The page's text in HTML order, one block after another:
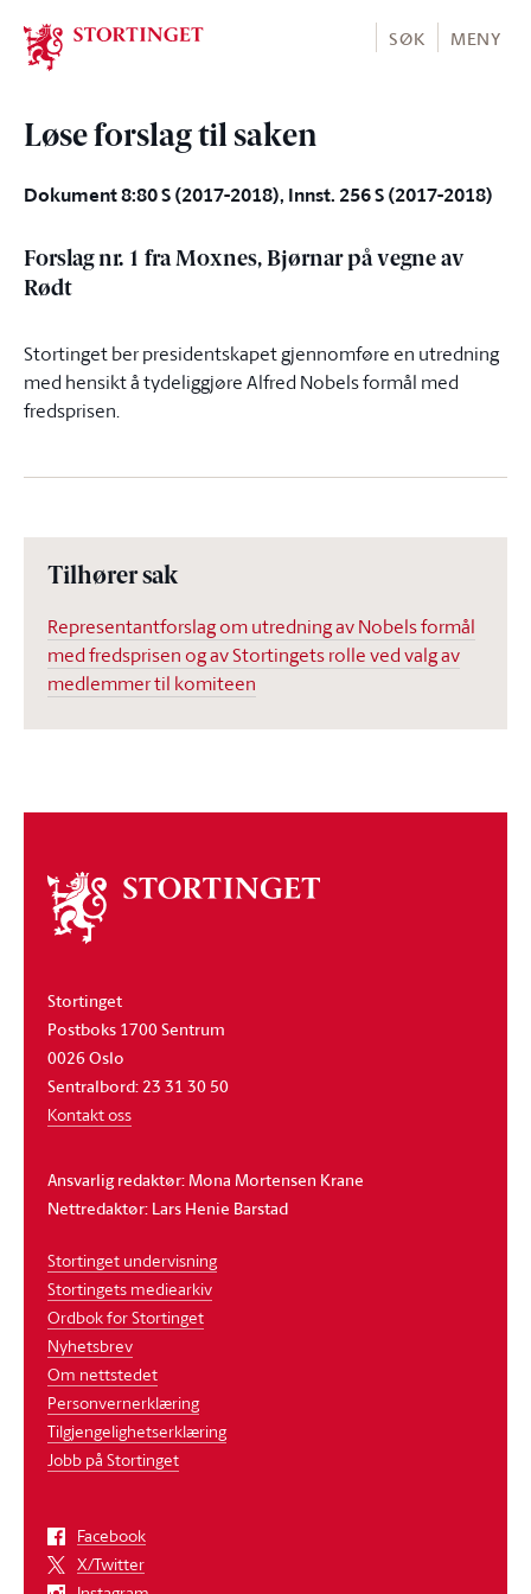
Stortinget.no
SØK MENY
Løse forslag til saken
Dokument 8:80 S (2017-2018), Innst. 256 S (2017-2018)
Forslag nr. 1 fra Moxnes, Bjørnar på vegne av
Rødt
Stortinget ber presidentskapet gjennomføre en utredning
med hensikt å tydeliggjøre Alfred Nobels formål med
fredsprisen.
Tilhører sak
Representantforslag om utredning av Nobels formål
med fredsprisen og av Stortingets rolle ved valg av
medlemmer til komiteen
Om
stortinget
Stortinget
Postboks 1700 Sentrum
0026 Oslo
Sentralbord: 23 31 30 50
Kontakt oss
Ansvarlig redaktør: Mona Mortensen Krane
Nettredaktør: Lars Henie Barstad
Stortinget undervisning
Stortingets mediearkiv
Ordbok for Stortinget
Nyhetsbrev
Om nettstedet
Personvernerklæring
Tilgjengelighetserklæring
Jobb på Stortinget
Facebook
X/Twitter